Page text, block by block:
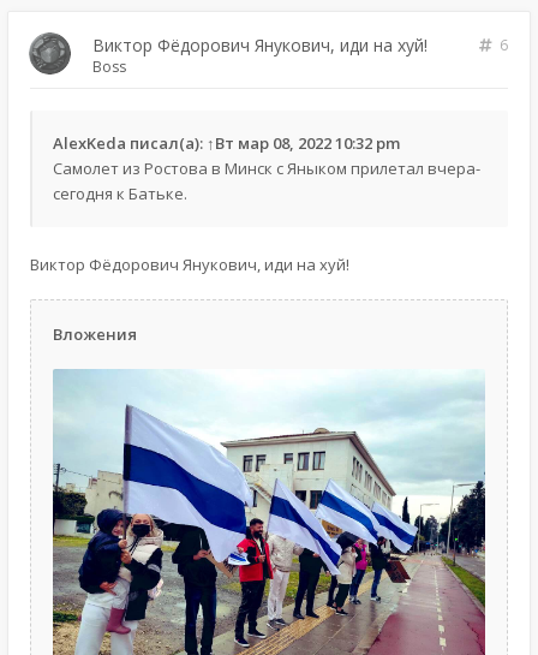
Виктор Фёдорович Янукович, иди на хуй!
6
Boss
AlexKeda писал(а): ↑Вт мар 08, 2022 10:32 pm
Самолет из Ростова в Минск с Яныком прилетал вчера-
сегодня к Батьке.
Виктор Фёдорович Янукович, иди на хуй!
Вложения